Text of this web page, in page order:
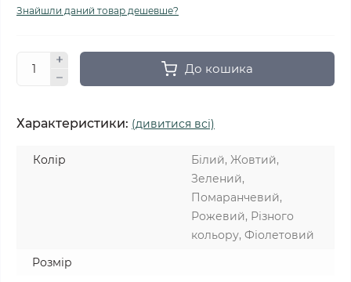
Знайшли даний товар дешевше?
До кошика
Характеристики: (дивитися всі)
Колір
Білий, Жовтий,
Зелений,
Помаранчевий,
Рожевий, Різного
кольору, Фіолетовий
Розмір